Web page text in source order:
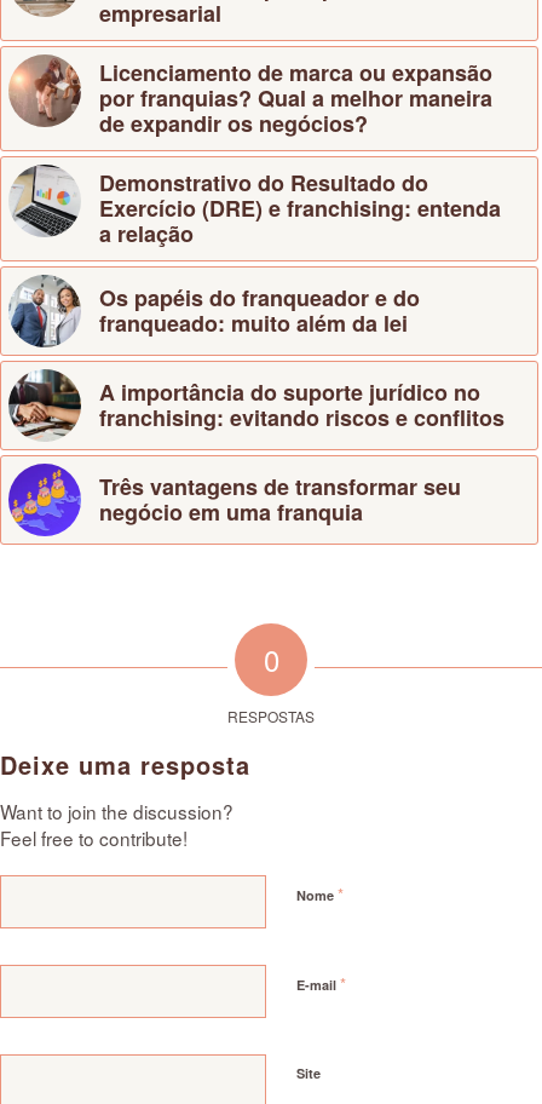
empresarial
Licenciamento de marca ou expansão
por franquias? Qual a melhor maneira
de expandir os negócios?
Demonstrativo do Resultado do
Exercício (DRE) e franchising: entenda
a relação
Os papéis do franqueador e do
franqueado: muito além da lei
A importância do suporte jurídico no
franchising: evitando riscos e conflitos
Três vantagens de transformar seu
negócio em uma franquia
0
RESPOSTAS
Deixe uma resposta
Want to join the discussion?
Feel free to contribute!
Nome *
E-mail *
Site